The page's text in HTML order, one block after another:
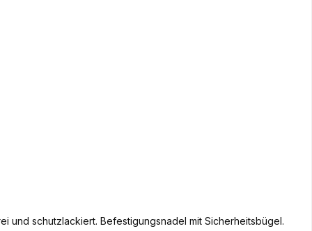
und schutzlackiert. Befestigungsnadel mit Sicherheitsbügel.